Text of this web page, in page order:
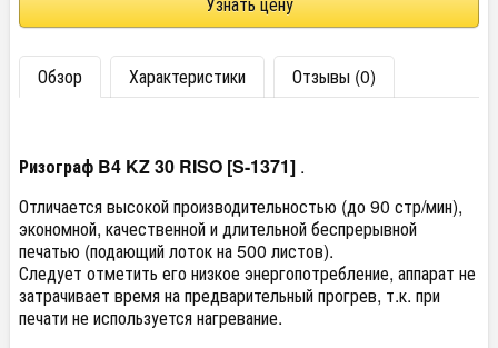
Обзор Характеристики Отзывы (0)
Ризограф B4 KZ 30 RISO [S-1371] .
Отличается высокой производительностью (до 90 стр/мин),
экономной, качественной и длительной беспрерывной
печатью (подающий лоток на 500 листов).
Следует отметить его низкое энергопотребление, аппарат не
затрачивает время на предварительный прогрев, т.к. при
печати не используется нагревание.